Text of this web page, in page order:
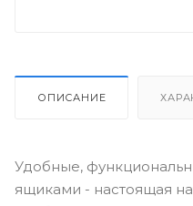
ОПИСАНИЕ
Удобные,
ящиками - настоящая